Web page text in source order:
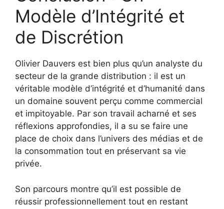
Modèle d’Intégrité et
de Discrétion
Olivier Dauvers est bien plus qu’un analyste du
secteur de la grande distribution : il est un
véritable modèle d’intégrité et d’humanité dans
un domaine souvent perçu comme commercial
et impitoyable. Par son travail acharné et ses
réflexions approfondies, il a su se faire une
place de choix dans l’univers des médias et de
la consommation tout en préservant sa vie
privée.
Son parcours montre qu’il est possible de
réussir professionnellement tout en restant